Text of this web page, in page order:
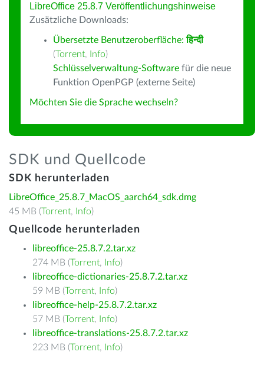
LibreOffice 25.8.7 Veröffentlichungshinweise
Zusätzliche Downloads:
Übersetzte Benutzeroberfläche:हिन्दी
(Torrent, Info)
Schlüsselverwaltung-Software für die neue
Funktion OpenPGP (externe Seite)
Möchten Sie die Sprache wechseln?
SDK und Quellcode
SDK herunterladen
LibreOffice_25.8.7_MacOS_aarch64_sdk.dmg
45 MB (Torrent, Info)
Quellcode herunterladen
libreoffice-25.8.7.2.tar.xz
274 MB (Torrent, Info)
libreoffice-dictionaries-25.8.7.2.tar.xz
59 MB (Torrent, Info)
libreoffice-help-25.8.7.2.tar.xz
57 MB (Torrent, Info)
libreoffice-translations-25.8.7.2.tar.xz
223 MB (Torrent, Info)